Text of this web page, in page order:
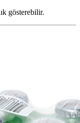
gösterebilir.